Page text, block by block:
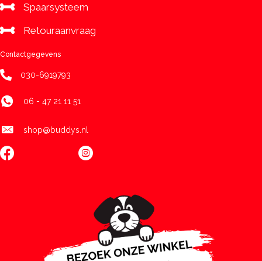
Spaarsysteem
Retouraanvraag
Contactgegevens
030-6919793
06 - 47 21 11 51
shop@buddys.nl